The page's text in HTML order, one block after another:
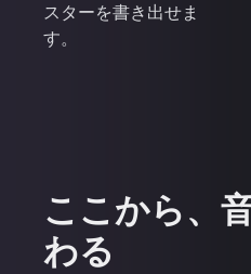
スターを書き出せま
す。
ここから、
わる